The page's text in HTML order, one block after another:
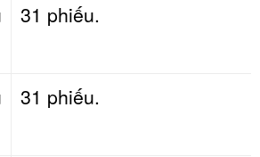
31 phiếu.
31 phiếu.